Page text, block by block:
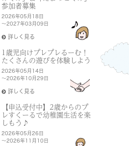
参加者募集
2026年05月18日
～2027年03月09日
詳しく見る
1歳児向けプレプレるーむ！
たくさんの遊びを体験しよう
2026年05月14日
～2026年10月29日
詳しく見る
【申込受付中】2歳からのプ
レすくーるで幼稚園生活を楽
しもう♪
2026年05月26日
～2026年11月10日